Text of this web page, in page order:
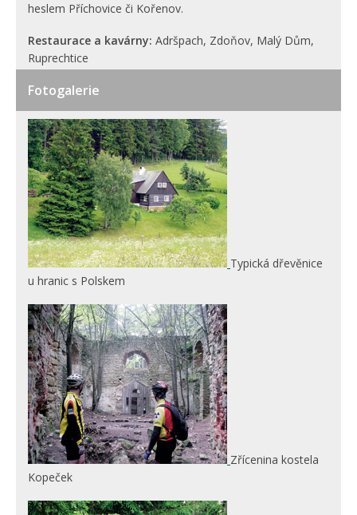
heslem Příchovice či Kořenov.
Restaurace a kavárny: Adršpach, Zdoňov, Malý Dům,
Ruprechtice
Fotogalerie
Typická dřevěnice
u hranic s Polskem
Zřícenina kostela
Kopeček